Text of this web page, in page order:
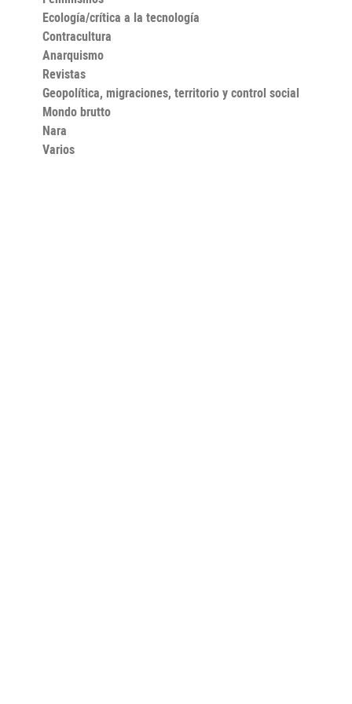
Ecología/crítica a la tecnología
Contracultura
Anarquismo
Revistas
Geopolítica, migraciones, territorio y control social
Mondo brutto
Nara
Varios